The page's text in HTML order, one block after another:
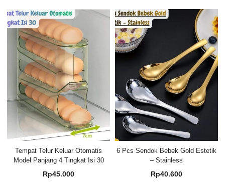
Tempat Telur Keluar Otomatis
Model Panjang 4 Tingkat Isi 30
Rp45.000
6 Pcs Sendok Bebek Gold Estetik
– Stainless
Rp40.600